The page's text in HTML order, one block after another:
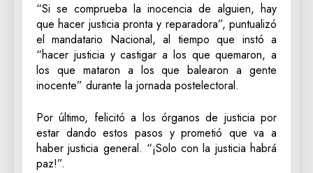
“Si se comprueba la inocencia de alguien, hay
que hacer justicia pronta y reparadora”, puntualizó
el mandatario Nacional, al tiempo que instó a
“hacer justicia y castigar a los que quemaron, a
los que mataron a los que balearon a gente
inocente” durante la jornada postelectoral.
Por último, felicitó a los órganos de justicia por
estar dando estos pasos y prometió que va a
haber justicia general. “¡Solo con la justicia habrá
paz!”.